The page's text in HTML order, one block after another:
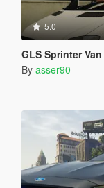
5.0
GLS Sprinter Van
By asser90